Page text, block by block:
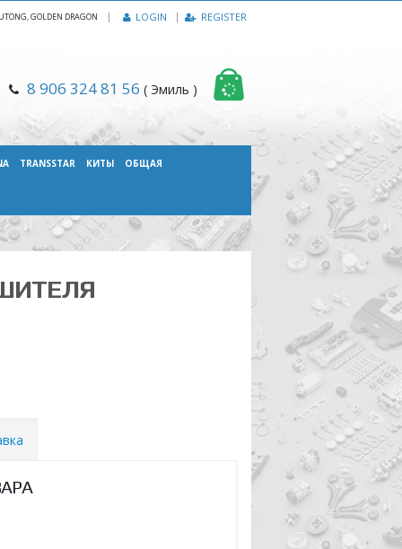
GOLDEN DRAGON | LOGIN REGISTER
8 906 324 81 56 ( Эмиль )
TRANSSTAR КИТЫ ОБЩАЯ